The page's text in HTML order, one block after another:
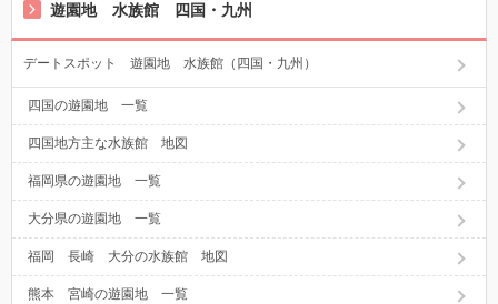
遊園地 水族館 四国・九州
デートスポット 遊園地 水族館（四国・九州）
四国の遊園地 一覧
四国地方主な水族館 地図
福岡県の遊園地 一覧
大分県の遊園地 一覧
福岡 長崎 大分の水族館 地図
熊本 宮崎の遊園地 一覧